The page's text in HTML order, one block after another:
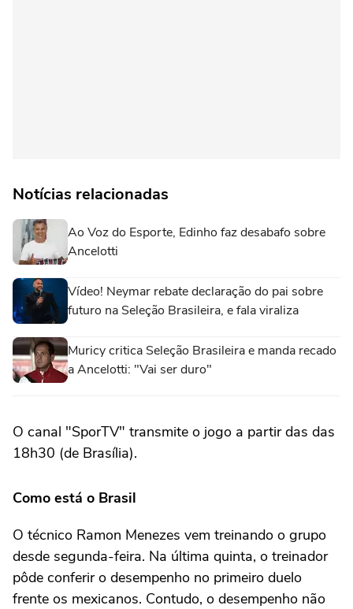
Notícias relacionadas
Ao Voz do Esporte, Edinho faz desabafo sobre
Ancelotti
Vídeo! Neymar rebate declaração do pai sobre
futuro na Seleção Brasileira, e fala viraliza
Muricy critica Seleção Brasileira e manda recado
a Ancelotti: "Vai ser duro"
O canal "SporTV" transmite o jogo a partir das das
18h30 (de Brasília).
Como está o Brasil
O técnico Ramon Menezes vem treinando o grupo
desde segunda-feira. Na última quinta, o treinador
pôde conferir o desempenho no primeiro duelo
frente os mexicanos. Contudo, o desempenho não